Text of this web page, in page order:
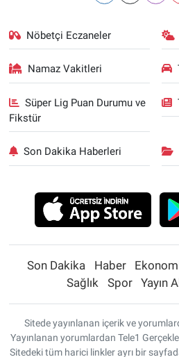
Nöbetçi Eczaneler
Namaz Vakitleri
Süper Lig Puan Durumu ve
Fikstür
Son Dakika Haberleri
Son Dakika Haber
Sağlık
Spor Yayın
Sitede yayınlanan içerik ve
Yayınlanan yorumlardan Tele1
Sitedeki tüm harici linkler ayrı bir